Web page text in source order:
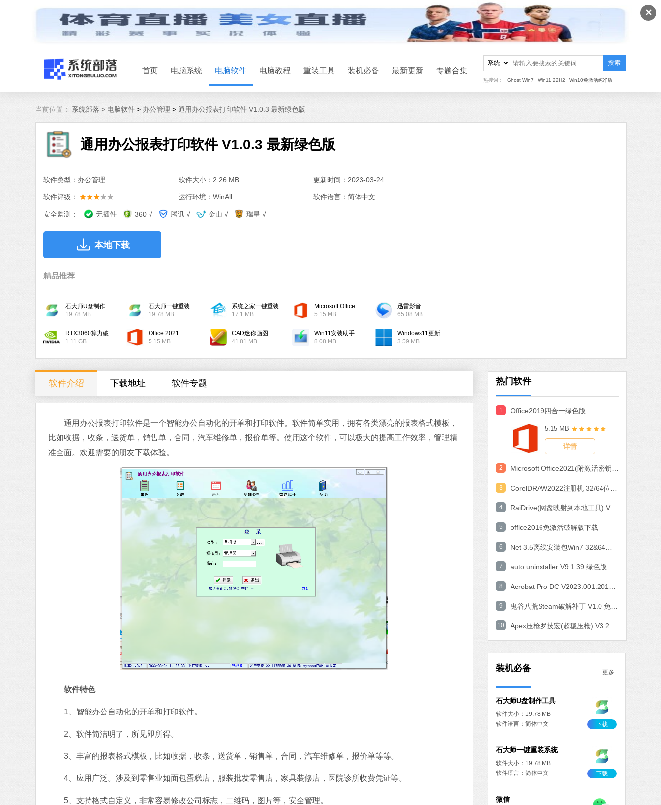
✕
首页 电脑系统 电脑软件 电脑教程 重装工具 装机必备 最新更新 专题合集
搜索
热搜词： Ghost Win7 Win11 22H2 Win10免激活纯净版
当前位置： 系统部落 > 电脑软件 > 办公管理 > 通用办公报表打印软件 V1.0.3 最新绿色版
通用办公报表打印软件 V1.0.3 最新绿色版
软件类型：办公管理 软件大小：2.26 MB 更新时间：2023-03-24
软件评级： 运行环境：WinAll 软件语言：简体中文
安全监测： 无插件 360 √ 腾讯 √ 金山 √ 瑞星 √
本地下载
精品推荐
19.78 MB
19.78 MB
系统之家一键重装
17.1 MB
5.15 MB
迅雷影音
65.08 MB
1.11 GB
Office 2021
5.15 MB
CAD迷你画图
41.81 MB
Win11安装助手
8.08 MB
3.59 MB
软件介绍 下载地址 软件专题
通用办公报表打印软件是一个智能办公自动化的开单和打印软件。软件简单实用，拥有各类漂亮的报表格式模板，
比如收据，收条，送货单，销售单，合同，汽车维修单，报价单等。使用这个软件，可以极大的提高工作效率，管理精
准全面。欢迎需要的朋友下载体验。
软件特色
1、智能办公自动化的开单和打印软件。
2、软件简洁明了，所见即所得。
3、丰富的报表格式模板，比如收据，收条，送货单，销售单，合同，汽车维修单，报价单等等。
4、应用广泛。涉及到零售业如面包蛋糕店，服装批发零售店，家具装修店，医院诊所收费凭证等。
5、支持格式自定义，非常容易修改公司标志，二维码，图片等，安全管理。
热门软件
1 Office2019四合一绿色版
5.15 MB
详情
2
3
4
5 office2016免激活破解版下载
6
7 auto uninstaller V9.1.39 绿色版
8
9
10
装机必备 更多+
系统之家一键重装
软件大小：17.1 MB
软件语言：简体中文
火绒安全软件
软件大小：22.24 MB
软件语言：简体中文
下载
微信
软件大小：167.78 MB
软件语言：简体中文
搜狗输入法
软件大小：97.74 MB
软件语言：简体中文
下载
软件大小：5.15 MB
软件语言：简体中文
下载
石大师U盘制作工具
软件大小：19.78 MB
软件语言：简体中文
下载
石大师一键重装系统
软件大小：19.78 MB
软件语言：简体中文
下载
微信